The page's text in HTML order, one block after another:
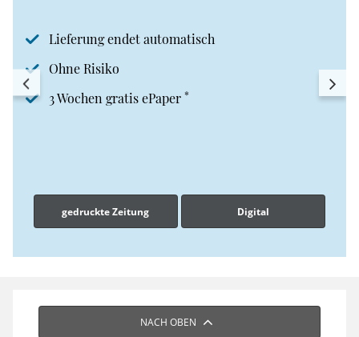
Lieferung endet automatisch
Ohne Risiko
3 Wochen gratis ePaper *
gedruckte Zeitung Digital
NACH OBEN